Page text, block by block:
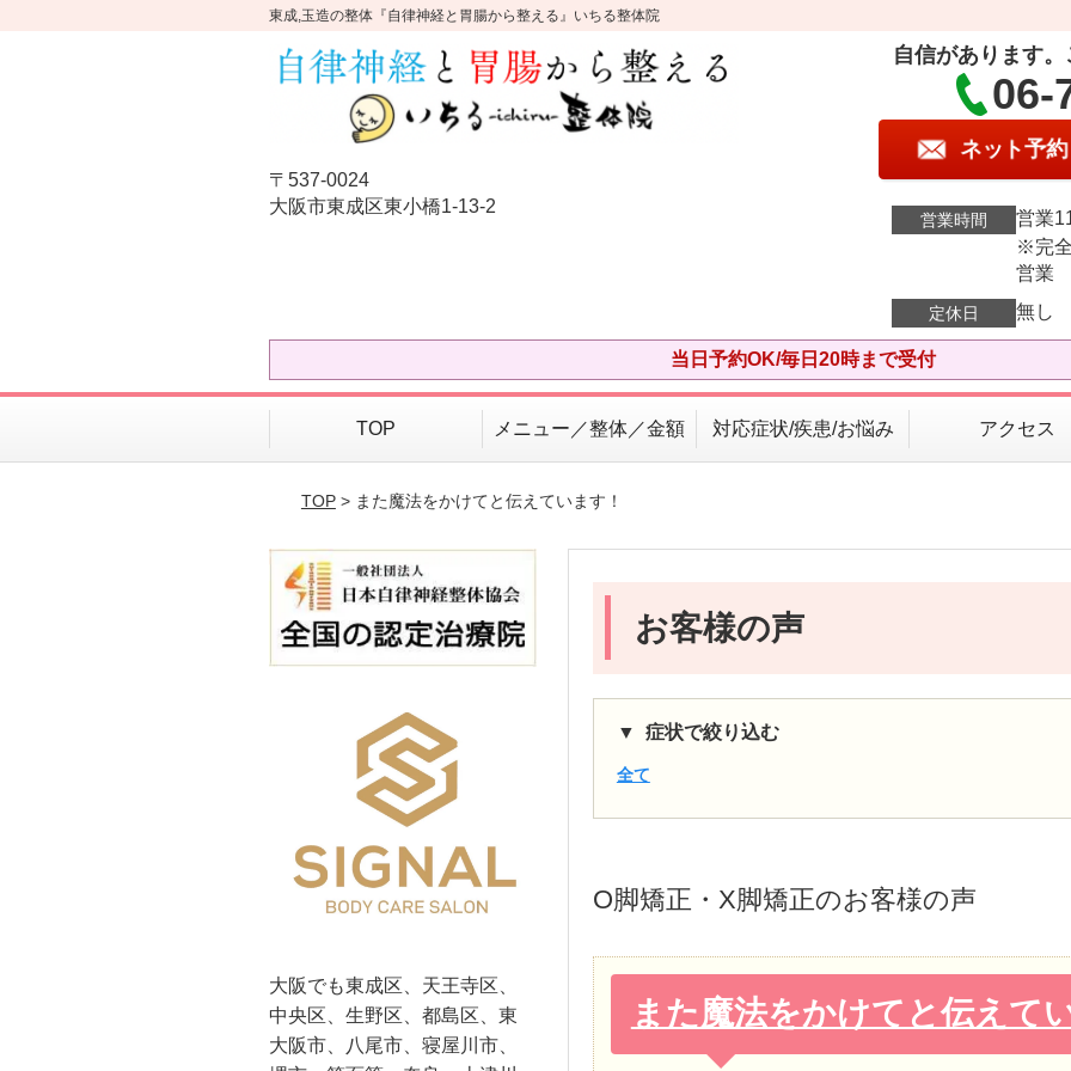
東成,玉造の整体『自律神経と胃腸から整える』いちる整体院
〒537-0024
大阪市東成区東小橋1-13-2
自信があります
06-
ネット予約
営業時間
営業
※完
営業
定休日 無し
当日予約OK/毎日20時まで受付
TOP メニュー／整体／金額 対応症状/疾患/お悩み アクセス
TOP> また魔法をかけてと伝えています！
お客様の声
症状で絞り込む
全て
O脚矯正・X脚矯正のお客様の声
また魔法をかけてと伝えて
大阪でも東成区、天王寺区、
中央区、生野区、都島区、東
大阪市、八尾市、寝屋川市、